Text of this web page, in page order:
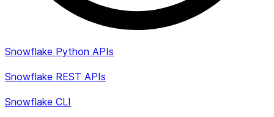
Snowflake Python APIs
Snowflake REST APIs
Snowflake CLI